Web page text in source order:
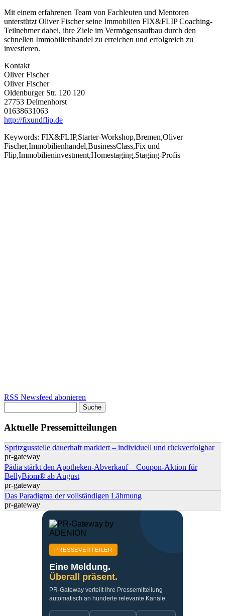
Mit einem erfahrenen Team von Fachleuten und Mentoren
unterstützt Oliver Fischer seine Immobilien FIX&FLIP Coaching-
Teilnehmer dabei, ihre Ziele im Vermögensaufbau durch den
schnellen Immobilienhandel zu erreichen und erfolgreich zu
investieren.
Kontakt
Oliver Fischer
Oliver Fischer
Oldenburger Str. 120 120
27753 Delmenhorst
01638631063
http://fixundflip.de
Keywords: FIX&FLIP,Starter-Workshop,Bremen,Oliver
Fischer,Immobilienhandel,BusinessClass,Fix und
Flip,Immobilieninvestment,Homestaging,Staging-Profis
RSS Newsfeed abonieren
Aktuelle Pressemitteilungen
Spritzgussteile dauerhaft markiert – individuell und rückverfolgbar
pr-gateway
Pädia stärkt den Apotheken-Abverkauf – Coupon-Aktion für
BellyBiom® ab August
pr-gateway
Das Paradigma der vollständigen Lähmung
pr-gateway
PRESSEVERTEILER
Eine Meldung.
Überall präsent.
PR-Gateway verteilt Ihre Pressemitteilung
automatisch an hunderte relevante Kanäle.